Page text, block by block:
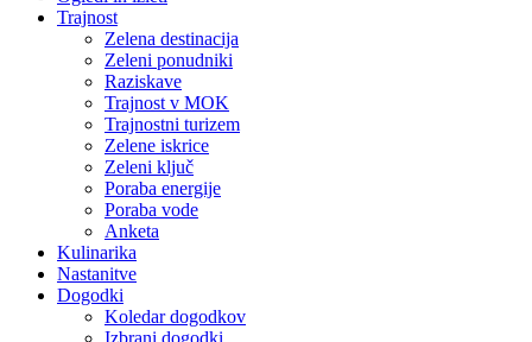
Trajnost
Zelena destinacija
Zeleni ponudniki
Raziskave
Trajnost v MOK
Trajnostni turizem
Zelene iskrice
Zeleni ključ
Poraba energije
Poraba vode
Anketa
Kulinarika
Nastanitve
Dogodki
Koledar dogodkov
Izbrani dogodki